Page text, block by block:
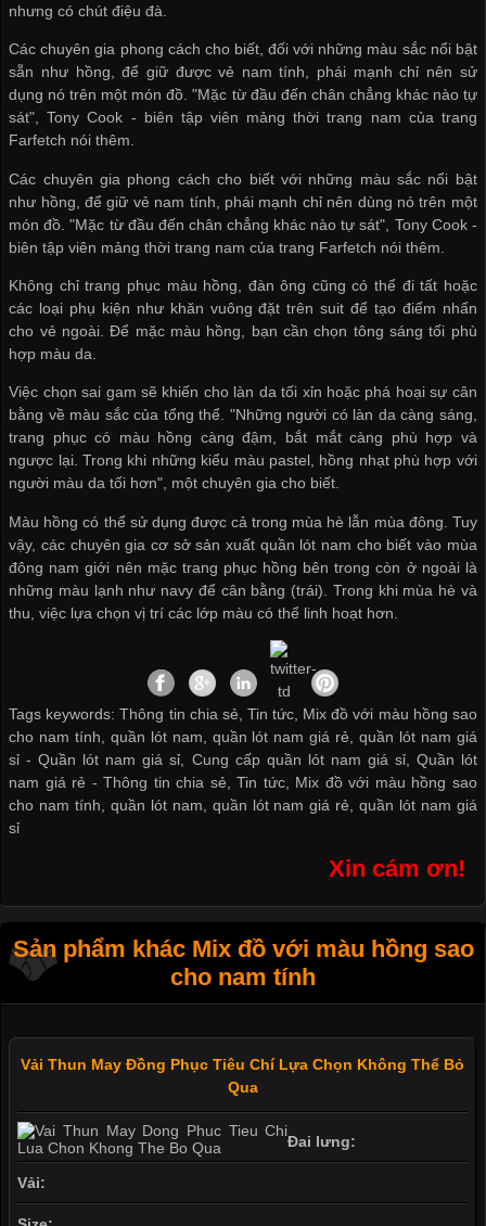
nhưng có chút điệu đà.
Các chuyên gia phong cách cho biết, đối với những màu sắc nổi bật
sẵn như hồng, để giữ được vẻ nam tính, phái mạnh chỉ nên sử
dụng nó trên một món đồ. "Mặc từ đầu đến chân chẳng khác nào tự
sát", Tony Cook - biên tập viên mảng thời trang nam của trang
Farfetch nói thêm.
Các chuyên gia phong cách cho biết với những màu sắc nổi bật
như hồng, để giữ vẻ nam tính, phái mạnh chỉ nên dùng nó trên một
món đồ. "Mặc từ đầu đến chân chẳng khác nào tự sát", Tony Cook -
biên tập viên mảng thời trang nam của trang Farfetch nói thêm.
Không chỉ trang phục màu hồng, đàn ông cũng có thể đi tất hoặc
các loại phụ kiện như khăn vuông đặt trên suit để tạo điểm nhấn
cho vẻ ngoài. Để mặc màu hồng, bạn cần chọn tông sáng tối phù
hợp màu da.
Việc chọn sai gam sẽ khiến cho làn da tối xỉn hoặc phá hoại sự cân
bằng về màu sắc của tổng thể. "Những người có làn da càng sáng,
trang phục có màu hồng càng đậm, bắt mắt càng phù hợp và
ngược lại. Trong khi những kiểu màu pastel, hồng nhạt phù hợp với
người màu da tối hơn", một chuyên gia cho biết.
Màu hồng có thể sử dụng được cả trong mùa hè lẫn mùa đông. Tuy
vậy, các chuyên gia cơ sở sản xuất quần lót nam cho biết vào mùa
đông nam giới nên mặc trang phục hồng bên trong còn ở ngoài là
những màu lạnh như navy để cân bằng (trái). Trong khi mùa hè và
thu, việc lựa chọn vị trí các lớp màu có thể linh hoạt hơn.
Tags keywords: Thông tin chia sẻ, Tin tức, Mix đồ với màu hồng sao
cho nam tính, quần lót nam, quần lót nam giá rẻ, quần lót nam giá
sỉ -Quần lót nam giá sỉ Cung cấp quần lót nam giá sỉ, Quần lót
nam giá rẻ -Thông tin chia sẻ ,Tin tức, Mix đồ với màu hồng sao
cho nam tính
quần lót nam quần lót nam giá rẻ ,quần lót nam giá
sỉ
Xin cám ơn!
Sản phẩm khác Mix đồ với màu hồng sao
cho nam tính
Vải Thun May Đồng Phục Tiêu Chí Lựa Chọn Không Thể Bỏ
Qua
Đai lưng:
Vải: